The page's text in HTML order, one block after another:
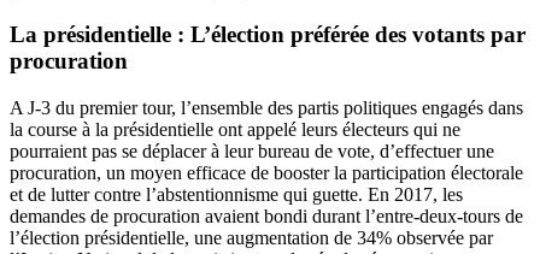
La présidentielle : L’élection préférée des votants par
procuration
A J-3 du premier tour, l’ensemble des partis politiques engagés dans
la course à la présidentielle ont appelé leurs électeurs qui ne
pourraient pas se déplacer à leur bureau de vote, d’effectuer une
procuration, un moyen efficace de booster la participation électorale
et de lutter contre l’abstentionnisme qui guette. En 2017, les
demandes de procuration avaient bondi durant l’entre-deux-tours de
l’élection présidentielle, une augmentation de 34% observée par